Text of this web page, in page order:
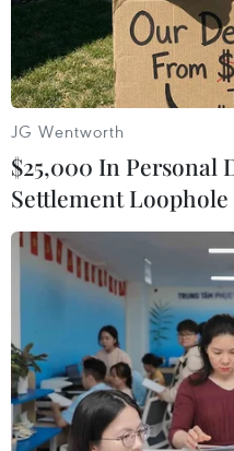
Bộ Quốc phòng Nga
điều khẩn cấp phái bộ
định Moskva có bằng
Syria sử dụng vũ khí hóa
JG Wentworth
$25,000 In Personal
Settlement